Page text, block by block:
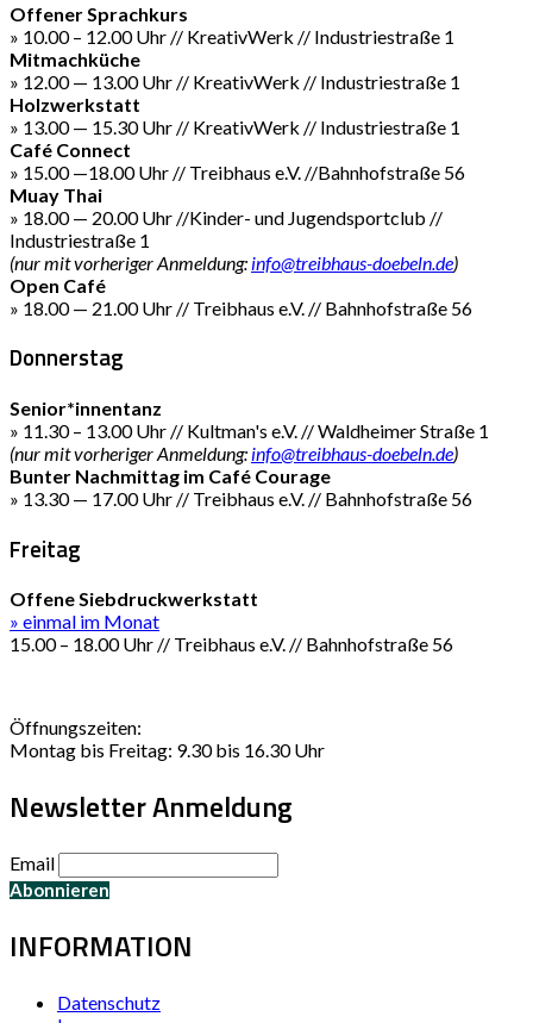
Offener Sprachkurs
» 10.00 – 12.00 Uhr // KreativWerk // Industriestraße 1
Mitmachküche
» 12.00 — 13.00 Uhr // KreativWerk // Industriestraße 1
Holzwerkstatt
» 13.00 — 15.30 Uhr // KreativWerk // Industriestraße 1
Café Connect
» 15.00 —18.00 Uhr // Treibhaus e.V. //Bahnhofstraße 56
Muay Thai
» 18.00 — 20.00 Uhr //Kinder- und Jugendsportclub //
Industriestraße 1
(nur mit vorheriger Anmeldung: info@treibhaus-doebeln.de)
Open Café
» 18.00 — 21.00 Uhr // Treibhaus e.V. // Bahnhofstraße 56
Donnerstag
Senior*innentanz
» 11.30 – 13.00 Uhr // Kultman's e.V. // Waldheimer Straße 1
(nur mit vorheriger Anmeldung: info@treibhaus-doebeln.de)
Bunter Nachmittag im Café Courage
» 13.30 — 17.00 Uhr // Treibhaus e.V. // Bahnhofstraße 56
Freitag
Offene Siebdruckwerkstatt
» einmal im Monat
15.00 – 18.00 Uhr // Treibhaus e.V. // Bahnhofstraße 56
Öffnungszeiten:
Montag bis Freitag: 9.30 bis 16.30 Uhr
Newsletter Anmeldung
Email
INFORMATION
Datenschutz